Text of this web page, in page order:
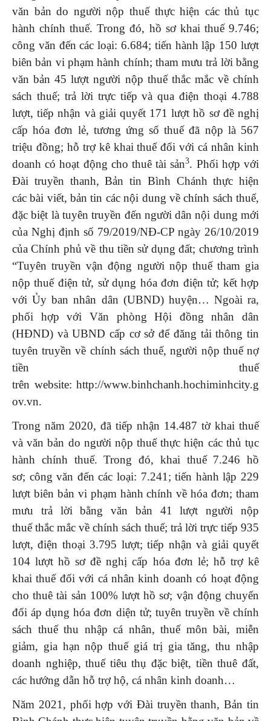
văn bản do người nộp thuế thực hiện các thủ tục
hành chính thuế. Trong đó, hồ sơ khai thuế 9.746;
công văn đến các loại: 6.684; tiến hành lập 150 lượt
biên bản vi phạm hành chính; tham mưu trả lời bằng
văn bản 45 lượt người nộp thuế thắc mắc về chính
sách thuế; trả lời trực tiếp và qua điện thoại 4.788
lượt, tiếp nhận và giải quyết 171 lượt hồ sơ đề nghị
cấp hóa đơn lẻ, tương ứng số thuế đã nộp là 567
triệu đồng; hỗ trợ kê khai thuế đối với cá nhân kinh
doanh có hoạt động cho thuê tài sản3. Phối hợp với
Đài truyền thanh, Bản tin Bình Chánh thực hiện
các bài viết, bản tin các nội dung về chính sách thuế,
đặc biệt là tuyên truyền đến người dân nội dung mới
của Nghị định số 79/2019/NĐ-CP ngày 26/10/2019
của Chính phủ về thu tiền sử dụng đất; chương trình
“Tuyên truyền vận động người nộp thuế tham gia
nộp thuế điện tử, sử dụng hóa đơn điện tử; kết hợp
với Ủy ban nhân dân (UBND) huyện… Ngoài ra,
phối hợp với Văn phòng Hội đồng nhân dân
(HĐND) và UBND cấp cơ sở để đăng tải thông tin
tuyên truyền về chính sách thuế, người nộp thuế nợ
tiền thuế
trên website: http://www.binhchanh.hochiminhcity.g
ov.vn.
Trong năm 2020, đã tiếp nhận 14.487 tờ khai thuế
và văn bản do người nộp thuế thực hiện các thủ tục
hành chính thuế. Trong đó, khai thuế 7.246 hồ
sơ; công văn đến các loại: 7.241; tiến hành lập 229
lượt biên bản vi phạm hành chính về hóa đơn; tham
mưu trả lời bằng văn bản 41 lượt người nộp
thuế thắc mắc về chính sách thuế; trả lời trực tiếp 935
lượt, điện thoại 3.795 lượt; tiếp nhận và giải quyết
104 lượt hồ sơ đề nghị cấp hóa đơn lẻ; hỗ trợ kê
khai thuế đối với cá nhân kinh doanh có hoạt động
cho thuê tài sản 100% lượt hồ sơ; vận động chuyển
đổi áp dụng hóa đơn diện tử; tuyên truyền về chính
sách thuế thu nhập cá nhân, thuế môn bài, miễn
giảm, gia hạn nộp thuế giá trị gia tăng, thu nhập
doanh nghiệp, thuế tiêu thụ đặc biệt, tiền thuê đất,
các hướng dẫn hỗ trợ hộ, cá nhân kinh doanh…
Năm 2021, phối hợp với Đài truyền thanh, Bản tin